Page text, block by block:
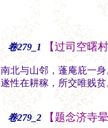
卷279_1 【过司空曙
南北与山邻，蓬庵庇一
遂性在耕稼，所交唯贱
卷279_2 【题念济寺